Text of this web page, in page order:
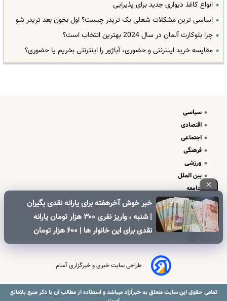
انواع کاغذ دیواری جدید برای پذیرایی
اساسی ترین مشکلات شغلی یک تریدر چیست؟ اول بخون بعد تریدر شو
چرا بلوکارت آلمان در سال 2024 بهترین انتخاب است؟
مقایسه خرید اینترنتی و حضوری، آباژور را اینترنتی بخریم یا حضوری؟
خبر خوش آخرهفته برای یارانه نقدی بگیران
| شنبه ، واریز نفری ۳۰۰ هزار تومان یارانه
نقدی برای این خانوار ها | ۶۰۰ هزار تومان
کالابرگ برای خانوارهای دارای فرزند
سیاسی
اقتصادی
اجتماعی
فرهنگی
ورزشی
بین الملل
جامعه
علم و فناوری
درباره ما
تبلیغات و تماس با ما
طراحی سایت خبری و خبرگزاری آسام
تمامی حقوق این سایت متعلق بهخبرآزادمیباشد و استفاده از مطالب آن با ذکر منبع بلامانع